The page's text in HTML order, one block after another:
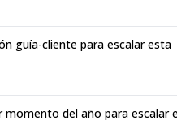
guía-cliente para escalar esta
momento del año para escalar